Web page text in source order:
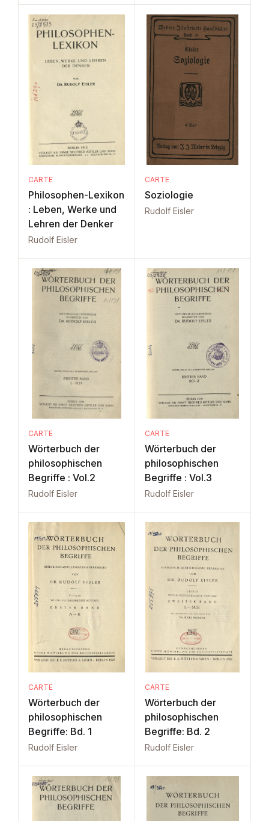
CARTE
Philosophen-Lexikon
: Leben, Werke und
Lehren der Denker
Rudolf Eisler
CARTE
Soziologie
Rudolf Eisler
CARTE
Wörterbuch der
philosophischen
Begriffe : Vol.2
Rudolf Eisler
CARTE
Wörterbuch der
philosophischen
Begriffe : Vol.3
Rudolf Eisler
CARTE
Wörterbuch der
philosophischen
Begriffe: Bd. 1
Rudolf Eisler
CARTE
Wörterbuch der
philosophischen
Begriffe: Bd. 2
Rudolf Eisler